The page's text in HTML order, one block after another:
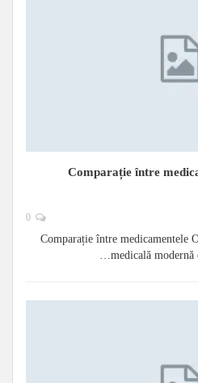
Comparație între
Comparație între medicamentele
medicală modernă